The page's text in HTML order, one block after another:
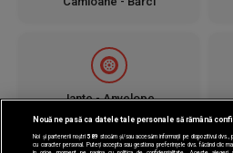
Jante - Anvelope
Nouă ne pasă ca datele tale personale să rămână
Noi și partenerii noștri 589 stocăm și/sau accesăm informații pe dispozitivul dvs.,
cu caracter personal. Puteți accepta sau gestiona preferințele dvs. făcând clic